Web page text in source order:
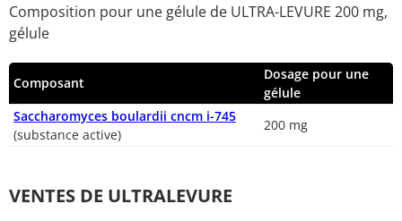
Composition pour une gélule de ULTRA-LEVURE 200 mg,
gélule
Composant
Dosage pour une
gélule
Saccharomyces boulardii cncm i-745
(substance active)
200 mg
VENTES DE ULTRALEVURE